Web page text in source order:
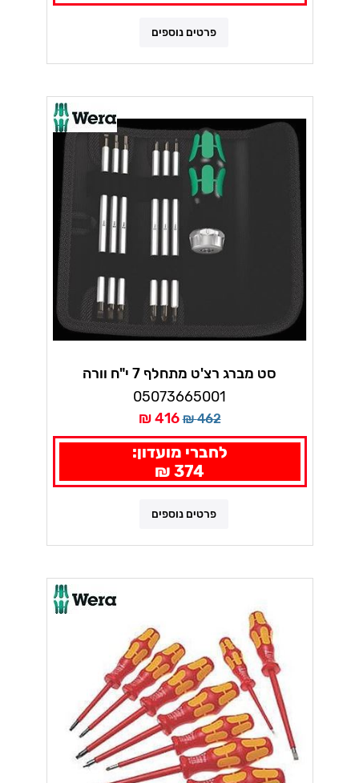
פרטים נוספים
סט מברג רצ'ט מתחלף 7 י"ח וורה
05073665001
462 ₪
416 ₪
לחברי מועדון:
374 ₪
פרטים נוספים